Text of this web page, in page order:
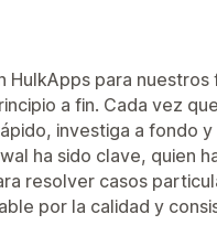
HulkApps para nuestros
a fin. Cada vez
investiga a fondo
ha sido clave, quien
resolver casos
por la calidad y